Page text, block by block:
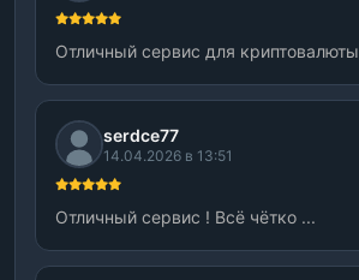
Отличный сервис для
serdce77
14.04.2026 в 13:51
Отличный сервис ! Всё чётко ...